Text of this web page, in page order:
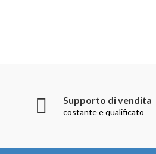
Supporto di vendita
costante e qualificato